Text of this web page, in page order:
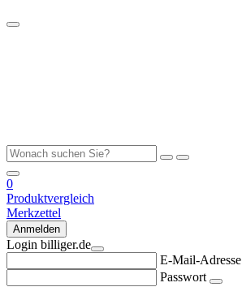
0
Produktvergleich
Merkzettel
Anmelden
Login billiger.de
E-Mail-Adresse
Passwort